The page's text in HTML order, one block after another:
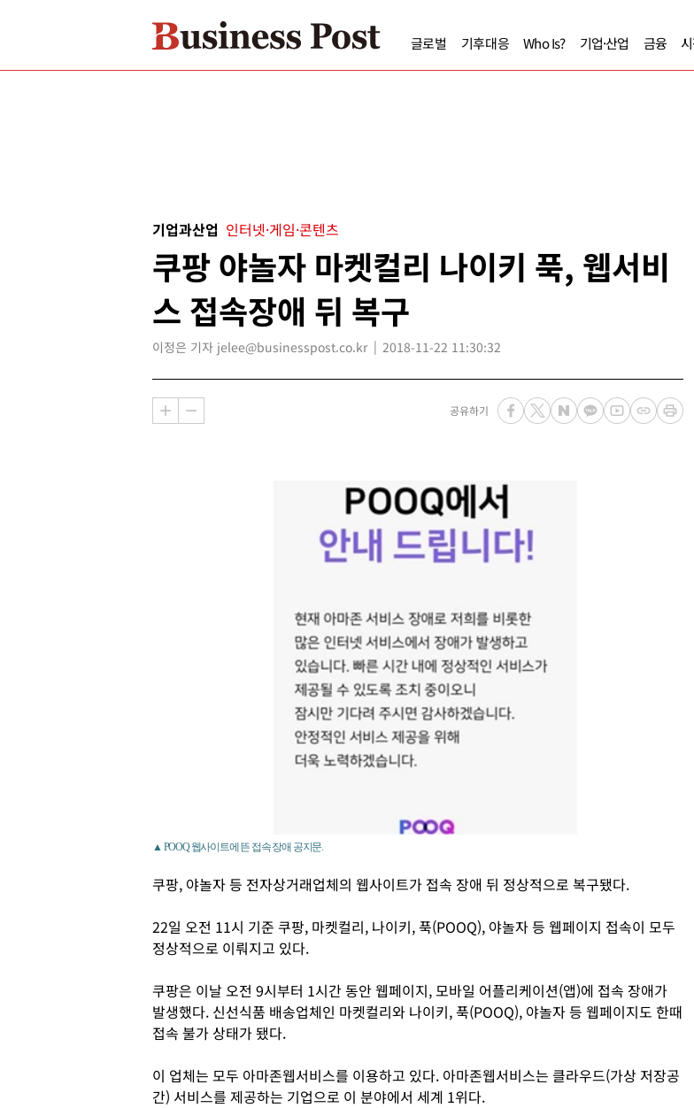
글로벌 기후대응 Who Is? 기업·산업 금융
기업과산업 인터넷·게임·콘텐츠
쿠팡 야놀자 마켓컬리 나이키 푹, 웹서비
스 접속장애 뒤 복구
이정은 기자 jelee@businesspost.co.kr 2018-11-22 11:30:32
공유하기
▲ POOQ 웹사이트에 뜬 접속 장애 공지문.
쿠팡, 야놀자 등 전자상거래업체의 웹사이트가 접속 장애 뒤 정상적으로 복구됐다.
22일 오전 11시 기준 쿠팡, 마켓컬리, 나이키, 푹(POOQ), 야놀자 등 웹페이지 접속이 모두
정상적으로 이뤄지고 있다.
쿠팡은 이날 오전 9시부터 1시간 동안 웹페이지, 모바일 어플리케이션(앱)에 접속 장애가
발생했다. 신선식품 배송업체인 마켓컬리와 나이키, 푹(POOQ), 야놀자 등 웹페이지도 한때
접속 불가 상태가 됐다.
이 업체는 모두 아마존웹서비스를 이용하고 있다. 아마존웹서비스는 클라우드(가상 저장공
간) 서비스를 제공하는 기업으로 이 분야에서 세계 1위다.